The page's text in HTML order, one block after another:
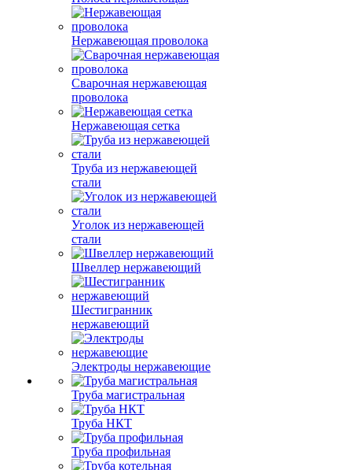
Нержавеющая проволока
Сварочная нержавеющая
проволока
Нержавеющая сетка
Труба из нержавеющей
стали
Уголок из нержавеющей
стали
Швеллер нержавеющий
Шестигранник
нержавеющий
Электроды нержавеющие
Труба магистральная
Труба НКТ
Труба профильная